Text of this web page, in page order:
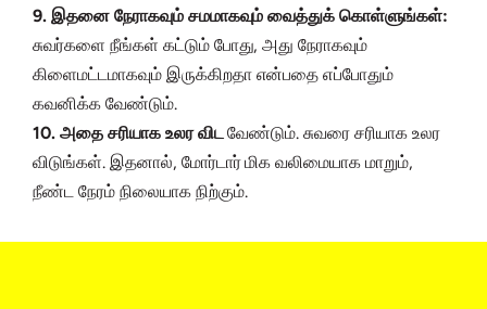
9. இதனை நேராகவும் சமமாகவும் வைத்துக் கொள்ளுங்கள்:
சுவர்களை நீங்கள் கட்டும் போது, அது நேராகவும்
கிளைமட்டமாகவும் இருக்கிறதா என்பதை எப்போதும்
கவனிக்க வேண்டும்.
10. அதை சரியாக உலர விட வேண்டும். சுவரை சரியாக உலர
விடுங்கள். இதனால், மோர்டார் மிக வலிமையாக மாறும்,
நீண்ட நேரம் நிலையாக நிற்கும்.